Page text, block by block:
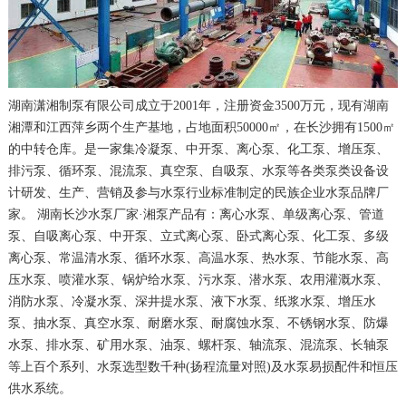
湖南潇湘制泵有限公司成立于2001年，注册资金3500万元，现有湖南
湘潭和江西萍乡两个生产基地，占地面积50000㎡，在长沙拥有1500㎡
的中转仓库。是一家集冷凝泵、中开泵、离心泵、化工泵、增压泵、
排污泵、循环泵、混流泵、真空泵、自吸泵、水泵等各类泵类设备设
计研发、生产、营销及参与水泵行业标准制定的民族企业水泵品牌厂
家。 湖南长沙水泵厂家·湘泵产品有：离心水泵、单级离心泵、管道
泵、自吸离心泵、中开泵、立式离心泵、卧式离心泵、化工泵、多级
离心泵、常温清水泵、循环水泵、高温水泵、热水泵、节能水泵、高
压水泵、喷灌水泵、锅炉给水泵、污水泵、潜水泵、农用灌溉水泵、
消防水泵、冷凝水泵、深井提水泵、液下水泵、纸浆水泵、增压水
泵、抽水泵、真空水泵、耐磨水泵、耐腐蚀水泵、不锈钢水泵、防爆
水泵、排水泵、矿用水泵、油泵、螺杆泵、轴流泵、混流泵、长轴泵
等上百个系列、水泵选型数千种(扬程流量对照)及水泵易损配件和恒压
供水系统。